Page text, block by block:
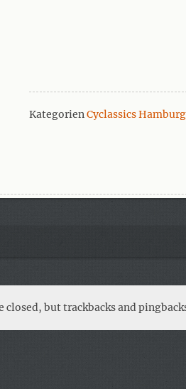
KategorienCyclassics
closed, but trackbacks and